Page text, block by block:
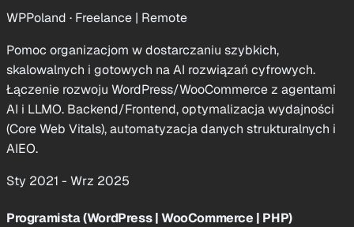
WPPoland · Freelance | Remote
Pomoc organizacjom w dostarczaniu szybkich,
skalowalnych i gotowych na AI rozwiązań cyfrowych.
Łączenie rozwoju WordPress/WooCommerce z agentami
AI i LLMO. Backend/Frontend, optymalizacja wydajności
(Core Web Vitals), automatyzacja danych strukturalnych i
AIEO.
Sty 2021 - Wrz 2025
Programista (WordPress | WooCommerce | PHP)